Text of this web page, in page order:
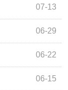
07-13
06-29
06-22
06-15